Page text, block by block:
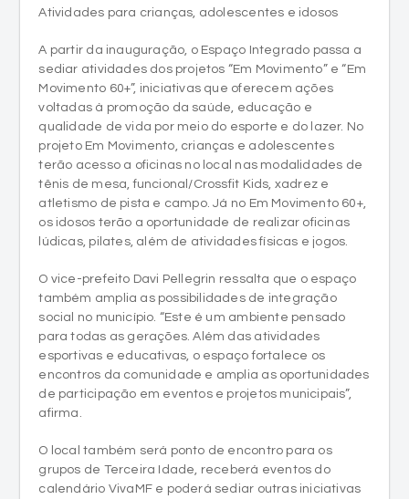
Atividades para crianças, adolescentes e idosos
A partir da inauguração, o Espaço Integrado passa a
sediar atividades dos projetos “Em Movimento” e “Em
Movimento 60+”, iniciativas que oferecem ações
voltadas à promoção da saúde, educação e
qualidade de vida por meio do esporte e do lazer. No
projeto Em Movimento, crianças e adolescentes
terão acesso a oficinas no local nas modalidades de
tênis de mesa, funcional/Crossfit Kids, xadrez e
atletismo de pista e campo. Já no Em Movimento 60+,
os idosos terão a oportunidade de realizar oficinas
lúdicas, pilates, além de atividades físicas e jogos.
O vice-prefeito Davi Pellegrin ressalta que o espaço
também amplia as possibilidades de integração
social no município. “Este é um ambiente pensado
para todas as gerações. Além das atividades
esportivas e educativas, o espaço fortalece os
encontros da comunidade e amplia as oportunidades
de participação em eventos e projetos municipais”,
afirma.
O local também será ponto de encontro para os
grupos de Terceira Idade, receberá eventos do
calendário VivaMF e poderá sediar outras iniciativas